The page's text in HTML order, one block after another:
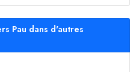
Pau dans d'autres